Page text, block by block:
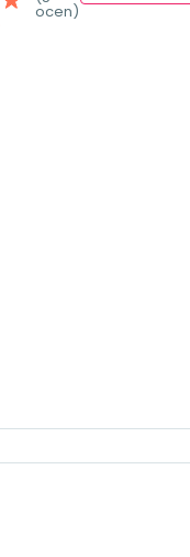
ocen)